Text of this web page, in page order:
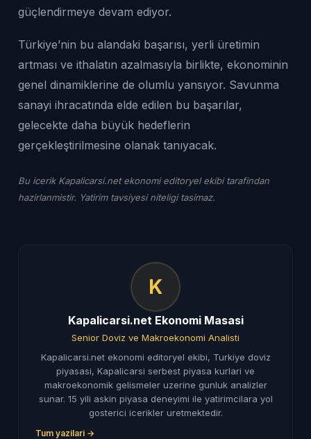
güçlendirmeye devam ediyor.
Türkiye’nin bu alandaki başarısı, yerli üretimin
artması ve ithalatın azalmasıyla birlikte, ekonominin
genel dinamiklerine de olumlu yansıyor. Savunma
sanayi ihracatında elde edilen bu başarılar,
gelecekte daha büyük hedeflerin
gerçekleştirilmesine olanak tanıyacak.
Bu icerik Kapalicarsi.net ekonomi editoryel ekibi tarafindan
hazirlanmistir. Yatirim tavsiyesi niteligi tasimaz.
K
Kapalicarsi.net Ekonomi Masasi
Senior Doviz ve Makroekonomi Analisti
Kapalicarsi.net ekonomi editoryel ekibi, Turkiye doviz
piyasasi, Kapalicarsi serbest piyasa kurlari ve
makroekonomik gelismeler uzerine gunluk analizler
sunar. 15 yili askin piyasa deneyimi ile yatirimcilara yol
gosterici icerikler uretmektedir.
Tum yazilari →